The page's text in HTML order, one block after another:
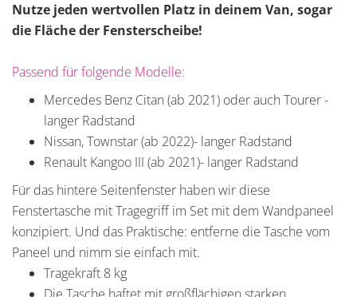
Nutze jeden wertvollen Platz in deinem Van, sogar
die Fläche der Fensterscheibe!
Passend für folgende Modelle:
Mercedes Benz Citan (ab 2021) oder auch Tourer -
langer Radstand
Nissan, Townstar (ab 2022)- langer Radstand
Renault Kangoo III (ab 2021)- langer Radstand
Für das hintere Seitenfenster haben wir diese
Fenstertasche mit Tragegriff im Set mit dem Wandpaneel
konzipiert. Und das Praktische: entferne die Tasche vom
Paneel und nimm sie einfach mit.
Tragekraft 8 kg